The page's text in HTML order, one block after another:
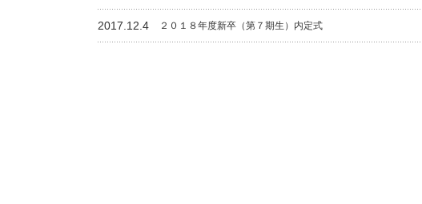
2017.12.4 ２０１８年度新卒（第７期生）内定式